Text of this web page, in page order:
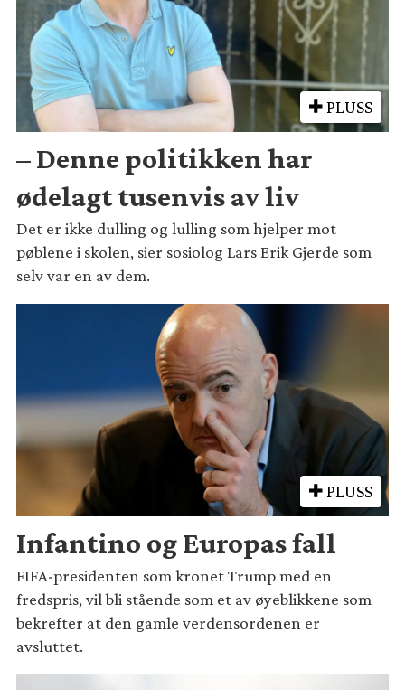
PLUSS
– Denne politikken har
ødelagt tusenvis av liv
Det er ikke dulling og lulling som hjelper mot
pøblene i skolen, sier sosiolog Lars Erik Gjerde som
selv var en av dem.
PLUSS
Infantino og Europas fall
FIFA-presidenten som kronet Trump med en
fredspris, vil bli stående som et av øyeblikkene som
bekrefter at den gamle verdensordenen er
avsluttet.